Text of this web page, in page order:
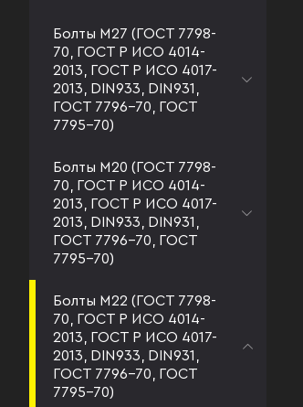
Болты М27 (ГОСТ 7798-
70, ГОСТ Р ИСО 4014-
2013, ГОСТ Р ИСО 4017-
2013, DIN933, DIN931,
ГОСТ 7796-70, ГОСТ
7795-70)
Болты М20 (ГОСТ 7798-
70, ГОСТ Р ИСО 4014-
2013, ГОСТ Р ИСО 4017-
2013, DIN933, DIN931,
ГОСТ 7796-70, ГОСТ
7795-70)
Болты М22 (ГОСТ 7798-
70, ГОСТ Р ИСО 4014-
2013, ГОСТ Р ИСО 4017-
2013, DIN933, DIN931,
ГОСТ 7796-70, ГОСТ
7795-70)
Болт М22х60 к.п.8.8 ГОСТ
7796-70 оцинк KREPSTA
fasteners
под заказ